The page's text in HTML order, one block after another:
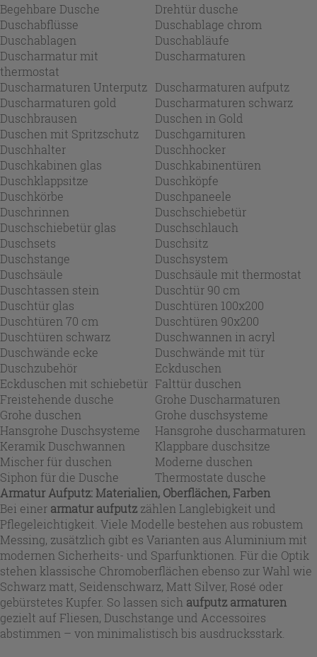
Begehbare Dusche
Drehtür dusche
Duschabflüsse
Duschablage chrom
Duschablagen
Duschabläufe
Duscharmatur mit
thermostat
Duscharmaturen
Duscharmaturen Unterputz Duscharmaturen aufputz
Duscharmaturen gold
Duscharmaturen schwarz
Duschbrausen
Duschen in Gold
Duschen mit Spritzschutz
Duschgarnituren
Duschhalter
Duschhocker
Duschkabinen glas
Duschkabinentüren
Duschklappsitze
Duschköpfe
Duschkörbe
Duschpaneele
Duschrinnen
Duschschiebetür
Duschschiebetür glas
Duschschlauch
Duschsets
Duschsitz
Duschstange
Duschsystem
Duschsäule
Duschsäule mit thermostat
Duschtassen stein
Duschtür 90 cm
Duschtür glas
Duschtüren 100x200
Duschtüren 70 cm
Duschtüren 90x200
Duschtüren schwarz
Duschwannen in acryl
Duschwände ecke
Duschwände mit tür
Duschzubehör
Eckduschen
Eckduschen mit schiebetür Falttür duschen
Freistehende dusche
Grohe Duscharmaturen
Grohe duschen
Grohe duschsysteme
Hansgrohe Duschsysteme
Hansgrohe duscharmaturen
Keramik Duschwannen
Klappbare duschsitze
Mischer für duschen
Moderne duschen
Siphon für die Dusche
Thermostate dusche
Armatur Aufputz: Materialien, Oberflächen, Farben
Bei einer armatur aufputz zählen Langlebigkeit und
Pflegeleichtigkeit. Viele Modelle bestehen aus robustem
Messing, zusätzlich gibt es Varianten aus Aluminium mit
modernen Sicherheits- und Sparfunktionen. Für die Optik
stehen klassische Chromoberflächen ebenso zur Wahl wie
Schwarz matt, Seidenschwarz, Matt Silver, Rosé oder
gebürstetes Kupfer. So lassen sich aufputz armaturen
gezielt auf Fliesen, Duschstange und Accessoires
abstimmen – von minimalistisch bis ausdrucksstark.